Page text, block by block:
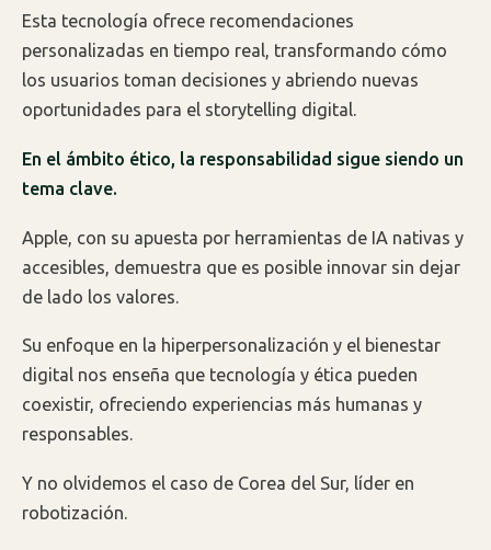
Esta tecnología ofrece recomendaciones
personalizadas en tiempo real, transformando cómo
los usuarios toman decisiones y abriendo nuevas
oportunidades para el storytelling digital.
En el ámbito ético, la responsabilidad sigue siendo un
tema clave.
Apple, con su apuesta por herramientas de IA nativas y
accesibles, demuestra que es posible innovar sin dejar
de lado los valores.
Su enfoque en la hiperpersonalización y el bienestar
digital nos enseña que tecnología y ética pueden
coexistir, ofreciendo experiencias más humanas y
responsables.
Y no olvidemos el caso de Corea del Sur, líder en
robotización.